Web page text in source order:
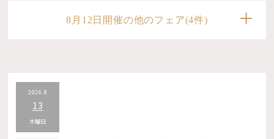
8月12日開催の他のフェア(4件)
2026.8
13
木曜日